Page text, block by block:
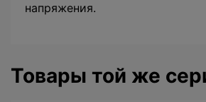
напряжения.
Товары той же